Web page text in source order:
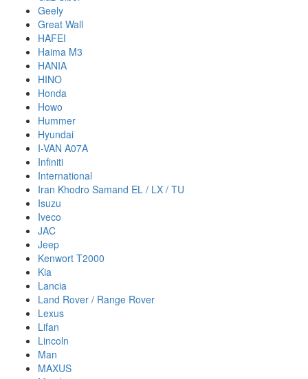
Geely
Great Wall
HAFEI
Haima M3
HANIA
HINO
Honda
Howo
Hummer
Hyundai
I-VAN A07A
Infiniti
International
Iran Khodro Samand EL / LX / TU
Isuzu
Iveco
JAC
Jeep
Kenwort T2000
Kia
Lancia
Land Rover / Range Rover
Lexus
Lifan
Lincoln
Man
MAXUS